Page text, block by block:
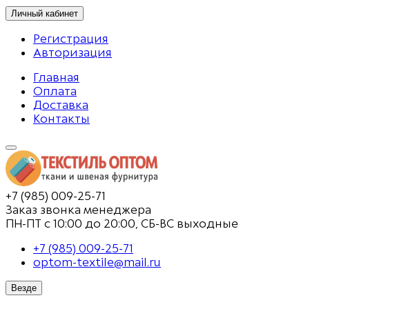
Личный кабинет
Регистрация
Авторизация
Главная
Оплата
Доставка
Контакты
+7 (985) 009-25-71
Заказ звонка менеджера
ПН-ПТ с 10:00 до 20:00, СБ-ВС выходные
+7 (985) 009-25-71
optom-textile@mail.ru
Везде